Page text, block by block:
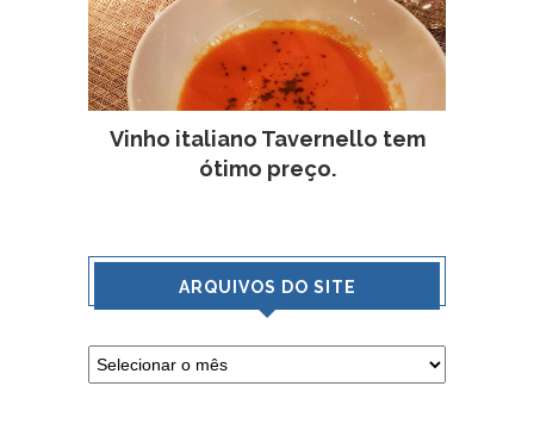
Vinho italiano Tavernello tem
ótimo preço.
ARQUIVOS DO SITE